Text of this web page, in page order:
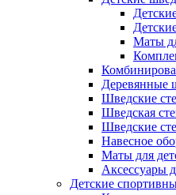
Маты
Деревянные
Шведские
Шведская
Шведские
Навесное
Маты для
Аксессуары
Детские